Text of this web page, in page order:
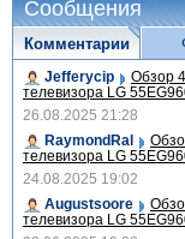
Сообщения
Комментарии
Jefferycip Обзор
телевизора LG
26.08.2025 21:28
RaymondRal
телевизора LG
24.08.2025 19:02
Augustsoore
телевизора LG